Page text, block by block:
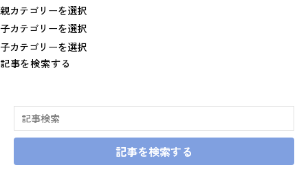
記事を検索する
記事を検索する